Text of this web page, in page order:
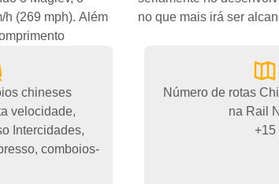
h (269 mph). Além
no que mais irá ser
chineses
velocidade,
Intercidades,
comboios-
Número de rotas
na Rail
+15